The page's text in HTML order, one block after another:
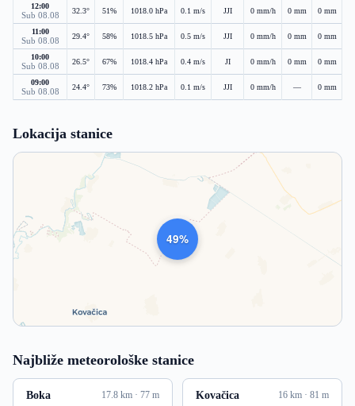
12:00
Sub 08.08 32.3° 51% 1018.0 hPa 0.1 m/s JJI 0 mm/h 0 mm 0 mm
11:00
Sub 08.08 29.4° 58% 1018.5 hPa 0.5 m/s JJI 0 mm/h 0 mm 0 mm
10:00
Sub 08.08 26.5° 67% 1018.4 hPa 0.4 m/s JI 0 mm/h 0 mm 0 mm
09:00
Sub 08.08 24.4° 73% 1018.2 hPa 0.1 m/s JJI 0 mm/h — 0 mm
Lokacija stanice
1021
Najbliže meteorološke stanice
Boka 17.8 km · 77 m Kovačica 16 km · 81 m